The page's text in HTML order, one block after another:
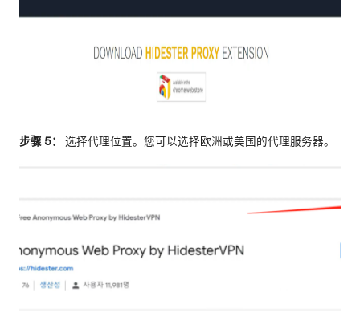
步骤 5： 选择代理位置。您可以选择欧洲或美国的代理服务器。